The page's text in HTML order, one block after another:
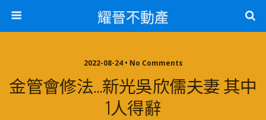
耀晉不動產
2022-08-24 • No Comments
金管會修法…新光吳欣儒夫妻 其中
1人得辭